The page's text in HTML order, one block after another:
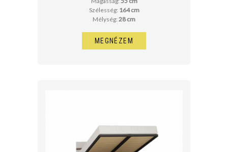
Szélesség: 164 cm
Mélység: 28 cm
MEGNÉZEM